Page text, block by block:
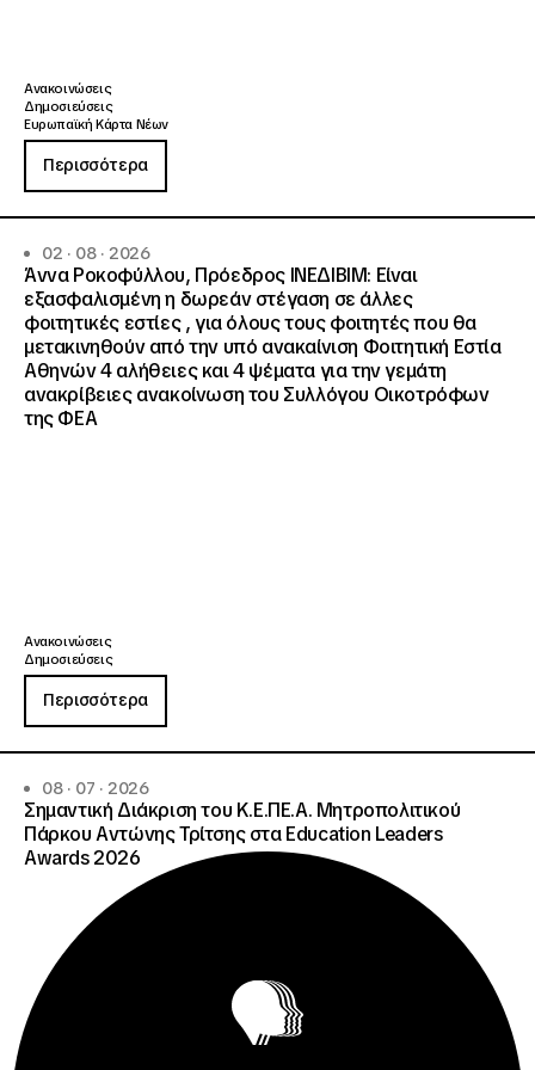
Ανακοινώσεις
Δημοσιεύσεις
Ευρωπαϊκή Κάρτα Νέων
Περισσότερα
02 · 08 · 2026
Άννα Ροκοφύλλου, Πρόεδρος ΙΝΕΔΙΒΙΜ: Είναι
εξασφαλισμένη η δωρεάν στέγαση σε άλλες
φοιτητικές εστίες , για όλους τους φοιτητές που θα
μετακινηθούν από την υπό ανακαίνιση Φοιτητική Εστία
Αθηνών 4 αλήθειες και 4 ψέματα για την γεμάτη
ανακρίβειες ανακοίνωση του Συλλόγου Οικοτρόφων
της ΦΕΑ
Ανακοινώσεις
Δημοσιεύσεις
Περισσότερα
08 · 07 · 2026
Σημαντική Διάκριση του Κ.Ε.ΠΕ.Α. Μητροπολιτικού
Πάρκου Αντώνης Τρίτσης στα Education Leaders
Awards 2026